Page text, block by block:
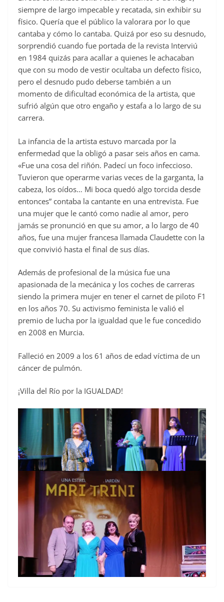
siempre de largo impecable y recatada, sin exhibir su
físico. Quería que el público la valorara por lo que
cantaba y cómo lo cantaba. Quizá por eso su desnudo,
sorprendió cuando fue portada de la revista Interviú
en 1984 quizás para acallar a quienes le achacaban
que con su modo de vestir ocultaba un defecto físico,
pero el desnudo pudo deberse también a un
momento de dificultad económica de la artista, que
sufrió algún que otro engaño y estafa a lo largo de su
carrera.
La infancia de la artista estuvo marcada por la
enfermedad que la obligó a pasar seis años en cama.
«Fue una cosa del riñón. Padecí un foco infeccioso.
Tuvieron que operarme varias veces de la garganta, la
cabeza, los oídos… Mi boca quedó algo torcida desde
entonces” contaba la cantante en una entrevista. Fue
una mujer que le cantó como nadie al amor, pero
jamás se pronunció en que su amor, a lo largo de 40
años, fue una mujer francesa llamada Claudette con la
que convivió hasta el final de sus días.
Además de profesional de la música fue una
apasionada de la mecánica y los coches de carreras
siendo la primera mujer en tener el carnet de piloto F1
en los años 70. Su activismo feminista le valió el
premio de lucha por la igualdad que le fue concedido
en 2008 en Murcia.
Falleció en 2009 a los 61 años de edad víctima de un
cáncer de pulmón.
¡Villa del Río por la IGUALDAD!